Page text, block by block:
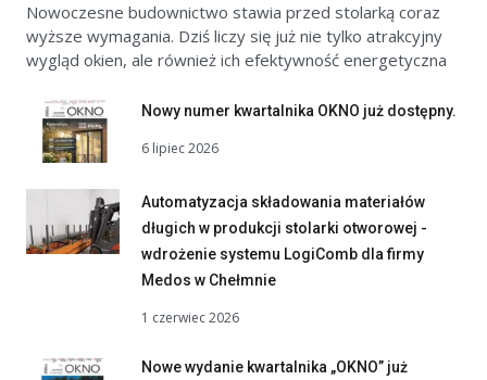
Nowoczesne budownictwo stawia przed stolarką coraz
wyższe wymagania. Dziś liczy się już nie tylko atrakcyjny
wygląd okien, ale również ich efektywność energetyczna
Nowy numer kwartalnika OKNO już dostępny.
6 lipiec 2026
Automatyzacja składowania materiałów
długich w produkcji stolarki otworowej -
wdrożenie systemu LogiComb dla firmy
Medos w Chełmnie
1 czerwiec 2026
Nowe wydanie kwartalnika „OKNO” już